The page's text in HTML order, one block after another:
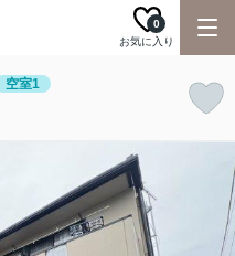
お気に入り
0
空室1